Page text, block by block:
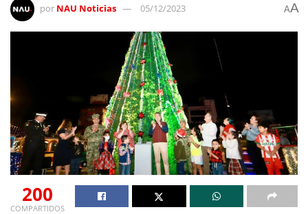
por NAU Noticias 05/12/2023 AA
200
COMPARTIDOS